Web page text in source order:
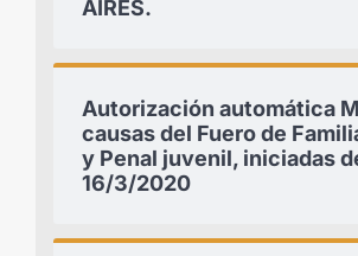
AIRES.
Autorización automática
causas del Fuero de
y Penal juvenil, iniciadas
16/3/2020